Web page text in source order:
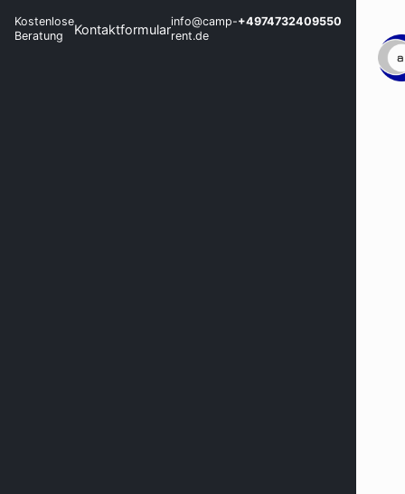
Kostenlose
Beratung
Kontaktformularinfo@camp-
rent.de
+4974732409550